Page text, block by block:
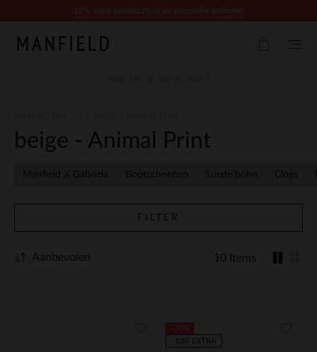
beige - Animal Print
Manfield X Gabriela Bootschoenen Suede boho Clogs
FILTER
10 Items
Aanbevolen
-10% EXTRA